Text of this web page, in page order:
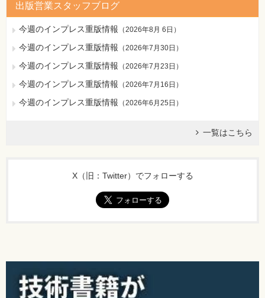
出版営業スタッフブログ
今週のインプレス重版情報 （2026年8月 6日 ）
今週のインプレス重版情報 （2026年7月30日 ）
今週のインプレス重版情報 （2026年7月23日 ）
今週のインプレス重版情報 （2026年7月16日 ）
今週のインプレス重版情報 （2026年6月25日 ）
一覧はこちら
X（旧：Twitter）でフォローする